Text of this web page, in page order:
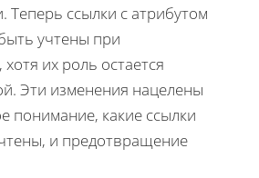
Теперь ссылки с атрибутом
учтены при
их роль остается
Эти изменения нацелены
понимание, какие ссылки
и предотвращение